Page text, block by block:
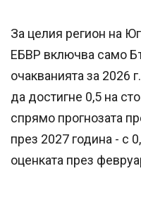
За целия регион на
ЕБВР включва само
очакванията за 2026
да достигне 0,5 на
спрямо прогнозата
през 2027 година - с
оценката през